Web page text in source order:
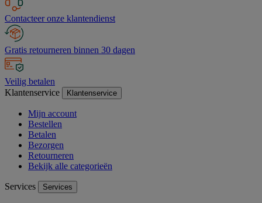
Contacteer onze klantendienst
Gratis retourneren binnen 30 dagen
Veilig betalen
Klantenservice
Klantenservice
Mijn account
Bestellen
Betalen
Bezorgen
Retourneren
Bekijk alle categorieën
Services Services